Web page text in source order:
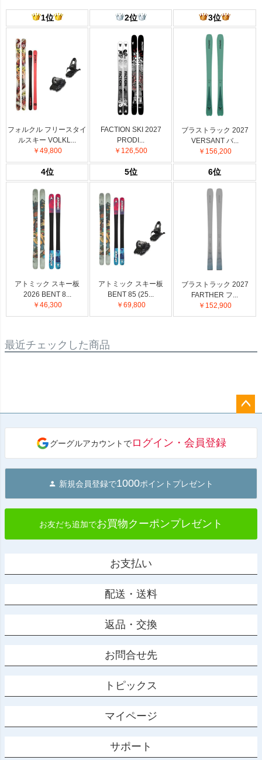
1位 2位 3位
フォルクル フリースタイ
ルスキー VOLKL...
￥49,800
FACTION SKI 2027
PRODI...
￥126,500
ブラストラック 2027
VERSANT バ...
￥156,200
4位 5位 6位
アトミック スキー板
2026 BENT 8...
￥46,300
アトミック スキー板
BENT 85 (25...
￥69,800
ブラストラック 2027
FARTHER フ...
￥152,900
最近チェックした商品
へ
グーグルアカウントでログイン・会員登録
新規会員登録で1000ポイントプレゼント
お友だち追加でお買物クーポンプレゼント
お支払い
配送・送料
返品・交換
お問合せ先
トピックス
マイページ
サポート